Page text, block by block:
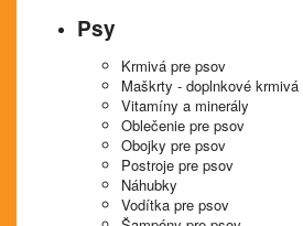
Psy
Krmivá pre psov
Maškrty - doplnkové
Vitamíny a minerály
Oblečenie pre psov
Obojky pre psov
Postroje pre psov
Náhubky
Vodítka pre psov